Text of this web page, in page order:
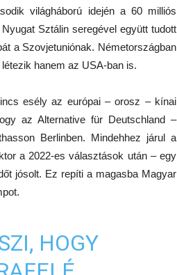
világháború idején a 60 milliós
Sztálin seregével együtt tudott
a Szovjetuniónak. Németországban
hanem az USA-ban is.
esély az európai – orosz – kínai
az Alternative für Deutschland –
Berlinben. Mindehhez járul a
a 2022-es választások után – egy
jósolt. Ez repíti a magasba Magyar
HOGY